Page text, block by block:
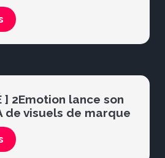
] 2Emotion lance son
de visuels de marque